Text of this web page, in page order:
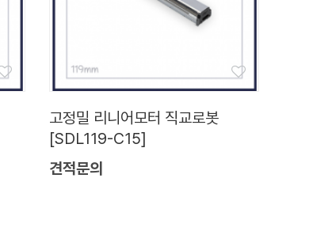
고정밀 리니어모터 직교로봇
[SDL119-C15]
견적문의